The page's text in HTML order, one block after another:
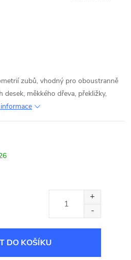
zubů, vhodný pro oboustranně
měkkého dřeva, překližky,
DO KOŠÍKU